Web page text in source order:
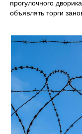
прогулочного
объявлять торги